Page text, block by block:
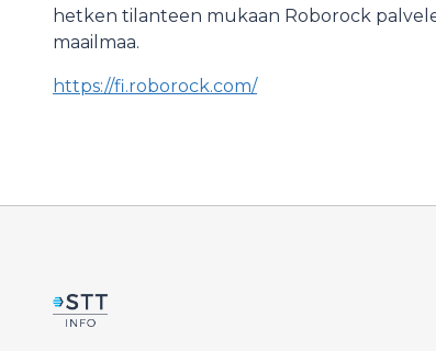
hetken tilanteen mukaan Roborock
maailmaa.
https://fi.roborock.com/